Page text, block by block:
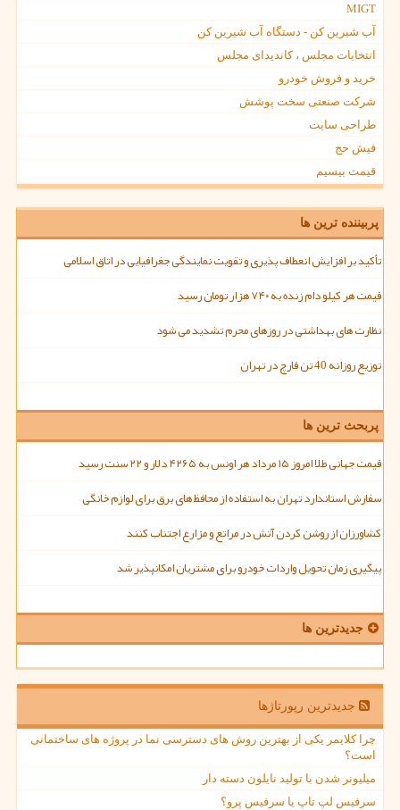
MIGT
آب شیرین کن - دستگاه آب شیرین کن
انتخابات مجلس ، کاندیدای مجلس
خرید و فروش خودرو
شرکت صنعتی سخت پوشش
طراحی سایت
فیش حج
قیمت بیسیم
پربیننده ترین ها
تأکید بر افزایش انعطاف پذیری و تقویت نمایندگی جغرافیایی در اتاق اسلامی
قیمت هر کیلو دام زنده به ۷۴۰ هزار تومان رسید
نظارت های بهداشتی در روزهای محرم تشدید می شود
توزیع روزانه 40 تن قارچ در تهران
پربحث ترین ها
قیمت جهانی طلا امروز ۱۵ مرداد هر اونس به ۴۲۶۵ دلار و ۲۲ سنت رسید
سفارش استاندارد تهران به استفاده از محافظ های برق برای لوازم خانگی
کشاورزان از روشن کردن آتش در مراتع و مزارع اجتناب کنند
پیگیری زمان تحویل واردات خودرو برای مشتریان امکانپذیر شد
جدیدترین ها
جدیدترین رپورتاژها
چرا کلایمر یکی از بهترین روش های دسترسی نما در پروژه های ساختمانی
است؟
میلیونر شدن با تولید نایلون دسته دار
سرفیس لپ تاپ یا سرفیس پرو؟